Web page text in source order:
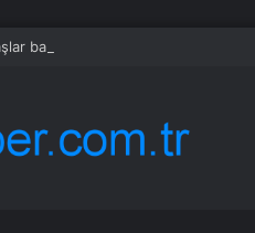
bayilere akın etti